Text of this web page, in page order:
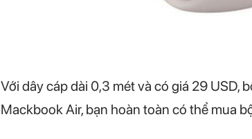
Với dây cáp dài 0,3 mét và có giá 29 USD,
Mackbook Air, bạn hoàn toàn có thể mua